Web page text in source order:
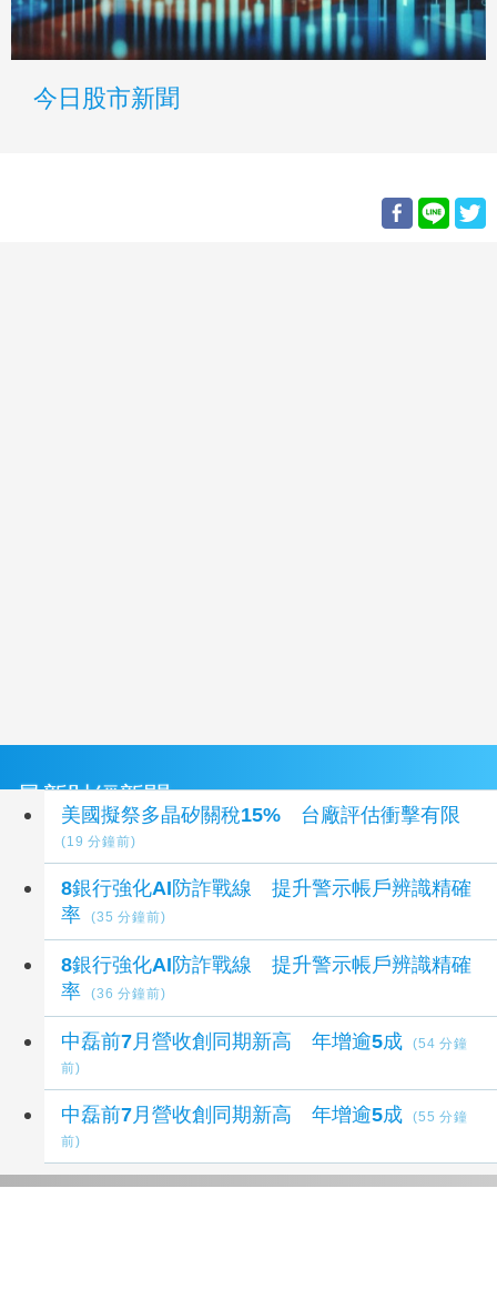
今日股市新聞
最新財經新聞
美國擬祭多晶矽關稅15% 台廠評估衝擊有限
(19 分鐘前)
8銀行強化AI防詐戰線 提升警示帳戶辨識精確
率
(35 分鐘前)
8銀行強化AI防詐戰線 提升警示帳戶辨識精確
率
(36 分鐘前)
中磊前7月營收創同期新高 年增逾5成
(54 分鐘
前)
中磊前7月營收創同期新高 年增逾5成
(55 分鐘
前)